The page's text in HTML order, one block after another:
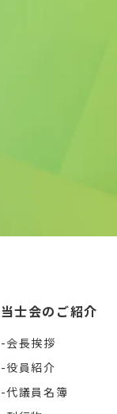
当士会のご紹介
会長挨拶
役員紹介
代議員名簿